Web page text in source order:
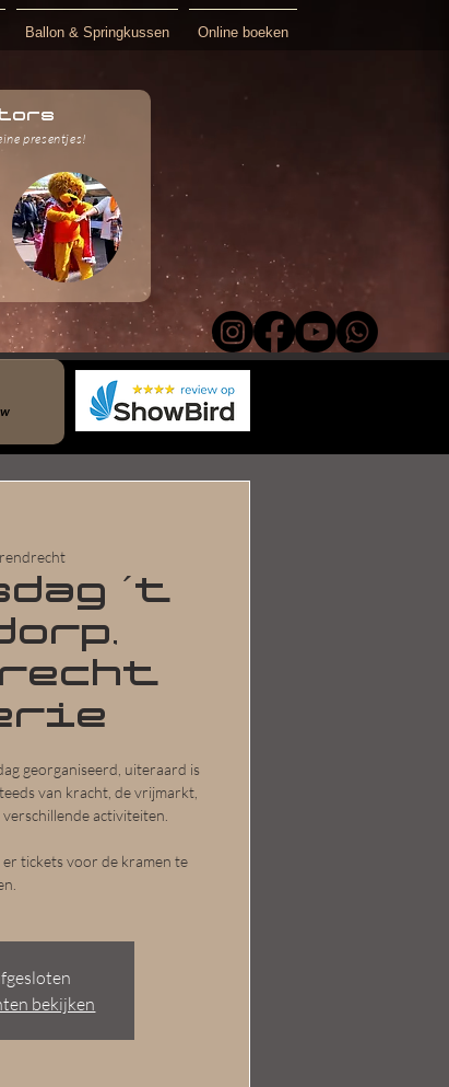
Ballon & Springkussen Online boeken
presentjes!
´t
georganiseerd, uiteraard is
van kracht, de vrijmarkt,
activiteiten.
tickets voor de kramen te
bekijken